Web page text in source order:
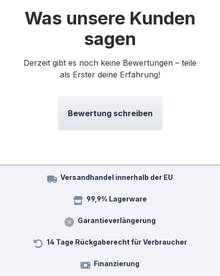
Was unsere Kunden
sagen
Derzeit gibt es noch keine Bewertungen – teile
als Erster deine Erfahrung!
Bewertung schreiben
Versandhandel innerhalb der EU
99,9% Lagerware
Garantieverlängerung
14 Tage Rückgaberecht für Verbraucher
Finanzierung